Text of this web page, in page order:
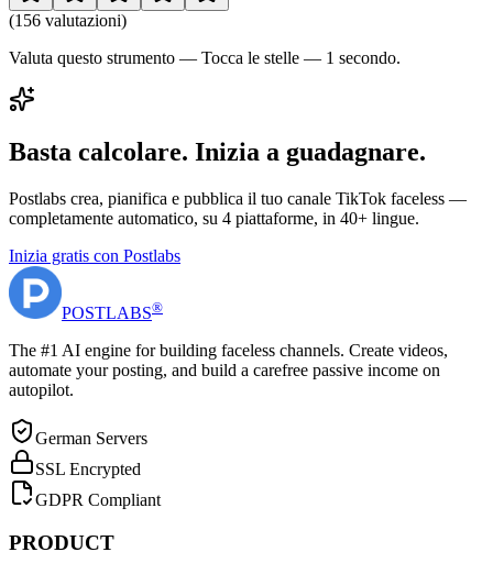
(156 valutazioni)
Valuta questo strumento — Tocca le stelle — 1 secondo.
Basta calcolare. Inizia a guadagnare.
Postlabs crea, pianifica e pubblica il tuo canale TikTok faceless —
completamente automatico, su 4 piattaforme, in 40+ lingue.
Inizia gratis con Postlabs
POSTLABS®
The #1 AI engine for building faceless channels. Create videos,
automate your posting, and build a carefree passive income on
autopilot.
German Servers
SSL Encrypted
GDPR Compliant
PRODUCT